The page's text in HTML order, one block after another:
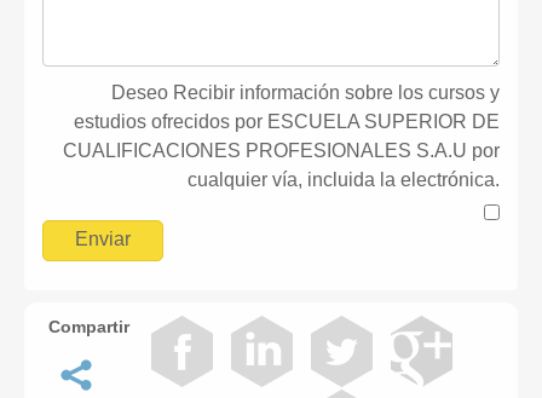
Deseo Recibir información sobre los cursos y
estudios ofrecidos por ESCUELA SUPERIOR DE
CUALIFICACIONES PROFESIONALES S.A.U por
cualquier vía, incluida la electrónica.
Compartir